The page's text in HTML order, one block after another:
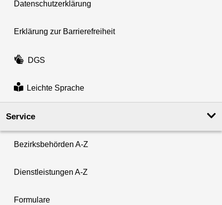
Datenschutzerklärung
Erklärung zur Barrierefreiheit
DGS
Leichte Sprache
Service
Bezirksbehörden A-Z
Dienstleistungen A-Z
Formulare